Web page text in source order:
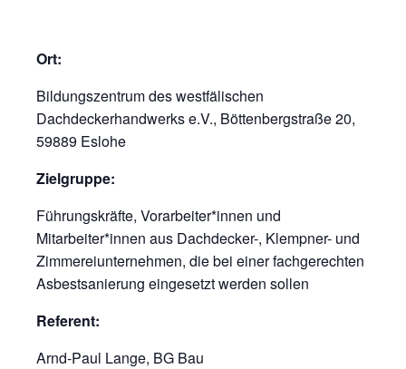
Ort:
Bildungszentrum des westfälischen
Dachdeckerhandwerks e.V., Böttenbergstraße 20,
59889 Eslohe
Zielgruppe:
Führungskräfte, Vorarbeiter*innen und
Mitarbeiter*innen aus Dachdecker-, Klempner- und
Zimmereiunternehmen, die bei einer fachgerechten
Asbestsanierung eingesetzt werden sollen
Referent:
Arnd-Paul Lange, BG Bau